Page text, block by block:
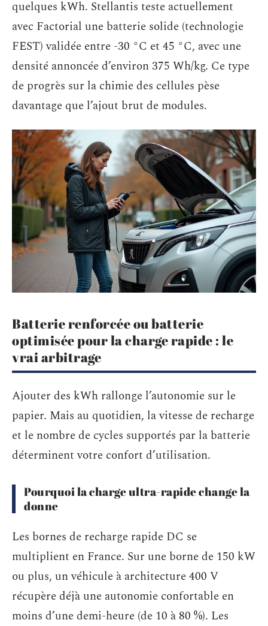
quelques kWh. Stellantis teste actuellement
avec Factorial une batterie solide (technologie
FEST) validée entre -30 °C et 45 °C, avec une
densité annoncée d’environ 375 Wh/kg. Ce type
de progrès sur la chimie des cellules pèse
davantage que l’ajout brut de modules.
Batterie renforcée ou batterie
optimisée pour la charge rapide : le
vrai arbitrage
Ajouter des kWh rallonge l’autonomie sur le
papier. Mais au quotidien, la vitesse de recharge
et le nombre de cycles supportés par la batterie
déterminent votre confort d’utilisation.
Pourquoi la charge ultra-rapide change la
donne
Les bornes de recharge rapide DC se
multiplient en France. Sur une borne de 150 kW
ou plus, un véhicule à architecture 400 V
récupère déjà une autonomie confortable en
moins d’une demi-heure (de 10 à 80 %). Les